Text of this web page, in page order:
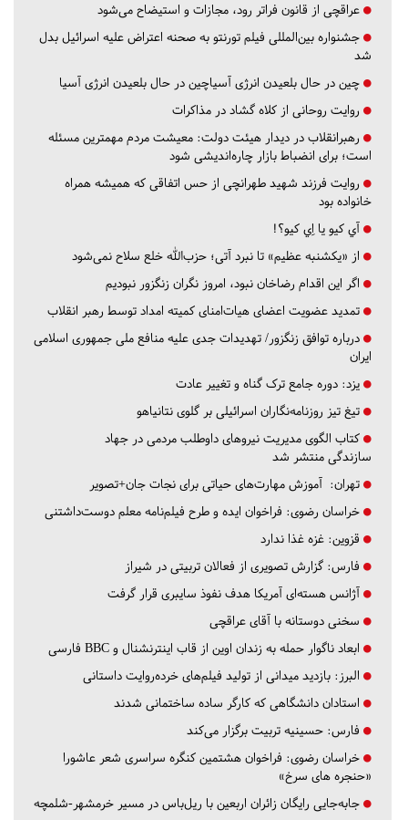
عراقچی از قانون فراتر رود، مجازات و استیضاح می‌شود
جشنواره بین‌المللی فیلم تورنتو به صحنه اعتراض علیه اسرائیل بدل
شد
چین در حال بلعیدن انرژی آسیاچین در حال بلعیدن انرژی آسیا
روایت روحانی از کلاه گشاد در مذاکرات
رهبرانقلاب در دیدار هیئت دولت: معیشت مردم مهمترین مسئله
است؛ برای انضباط بازار چاره‌اندیشی شود
روایت فرزند شهید طهرانچی از حس اتفاقی که همیشه همراه
خانواده بود
آي كيو يا اِي كيو؟!
از «یکشنبه عظیم» تا نبرد آتی؛ حزب‌الله خلع سلاح نمی‌شود
اگر این اقدام رضاخان نبود، امروز نگران زنگزور نبودیم
تمدید عضویت اعضای هیات‌امنای کمیته امداد توسط رهبر انقلاب
درباره توافق زنگزور/ تهدیدات جدی علیه منافع ملی جمهوری اسلامی
ایران
یزد: دوره جامع ترک گناه و تغییر عادت
تیغ تیز روزنامه‌نگاران اسرائیلی بر گلوی نتانیاهو
کتاب الگوی مدیریت نیروهای داوطلب مردمی در جهاد
سازندگی منتشر شد
تهران: آموزش مهارت‌های حیاتی برای نجات جان+تصویر
خراسان رضوی: فراخوان ایده و طرح فیلم‌نامه معلم دوست‌داشتنی
قزوین: غزه غذا ندارد
فارس: گزارش تصویری از فعالان تربیتی در شیراز
آژانس هسته‌ای آمریکا هدف نفوذ سایبری قرار گرفت
سخنی دوستانه با آقای عراقچی
ابعاد ناگوار حمله به زندان اوین از قاب اینترنشنال و BBC فارسی
البرز: بازدید میدانی از تولید فیلم‌های خرده‌روایت داستانی
استادان دانشگاهی که کارگر ساده ساختمانی شدند
فارس: حسینیه تربیت برگزار می‌کند
خراسان رضوی: فراخوان هشتمین کنگره سراسری شعر عاشورا
«حنجره های سرخ»
جابه‌جایی رایگان زائران اربعین با ریل‌باس در مسیر خرمشهر-شلمچه